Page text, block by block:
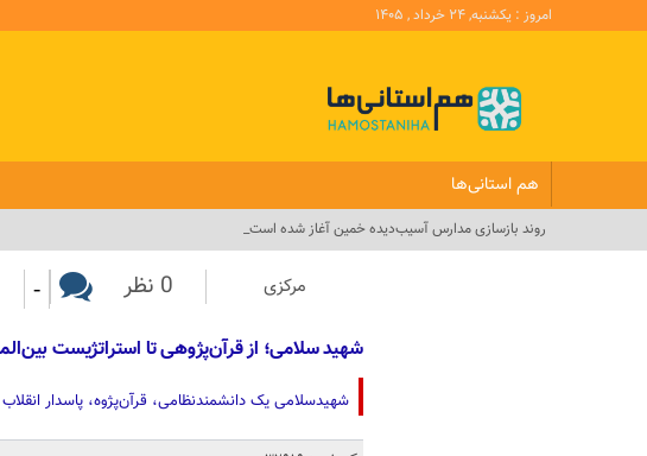
امروز : یکشنبه, ۲۴ خرداد , ۱۴۰۵
هم استانی‌ها
گستر_
مرکزی 0 نظر -
شهید سلامی؛ از قرآن‌پژوهی تا استراتژیست
شهیدسلامی یک دانشمندنظامی، قرآن‌پژوه، پاسدار